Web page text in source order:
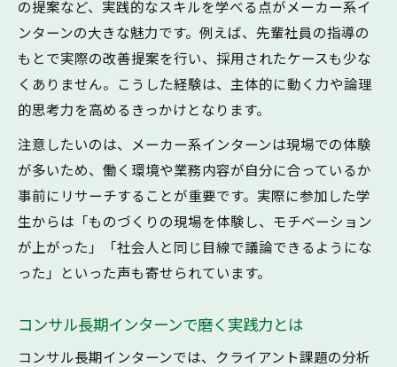
の提案など、実践的なスキルを学べる点がメーカー系イ
ンターンの大きな魅力です。例えば、先輩社員の指導の
もとで実際の改善提案を行い、採用されたケースも少な
くありません。こうした経験は、主体的に動く力や論理
的思考力を高めるきっかけとなります。
注意したいのは、メーカー系インターンは現場での体験
が多いため、働く環境や業務内容が自分に合っているか
事前にリサーチすることが重要です。実際に参加した学
生からは「ものづくりの現場を体験し、モチベーション
が上がった」「社会人と同じ目線で議論できるようにな
った」といった声も寄せられています。
コンサル長期インターンで磨く実践力とは
コンサル長期インターンでは、クライアント課題の分析